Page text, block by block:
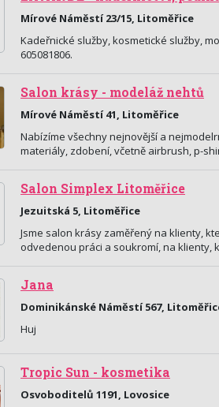
Mírové Náměstí 23/15, Litoměřice
Kadeřnické služby, kosmetické služby,
605081806.
Salon krásy - modeláž nehtů
Mírové Náměstí 41, Litoměřice
Nabízíme všechny nejnovější a
materiály, zdobení, včetně airbrush, p-
Salon Simplex Litoměřice
Jezuitská 5, Litoměřice
Jsme salon krásy zaměřený na klienty,
odvedenou práci a soukromí, na klienty,
Jana
Dominikánské Náměstí 567,
Huj
Tropic Sun - kosmetika
Osvoboditelů 1191, Lovosice